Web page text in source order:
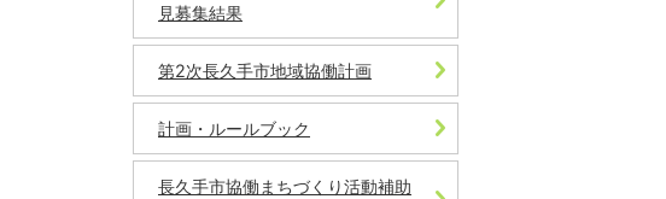
見募集結果
第2次長久手市地域協働計画
計画・ルールブック
長久手市協働まちづくり活動補助